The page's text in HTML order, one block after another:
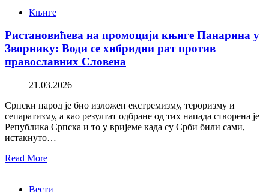
Књиге
Ристановићева на промоцији књиге Панарина у
Зворнику: Води се хибридни рат против
православних Словена
21.03.2026
Српски народ је био изложен екстремизму, тероризму и
сепаратизму, а као резултат одбране од тих напада створена је
Република Српска и то у вријеме када су Срби били сами,
истакнуто…
Read More
Вести